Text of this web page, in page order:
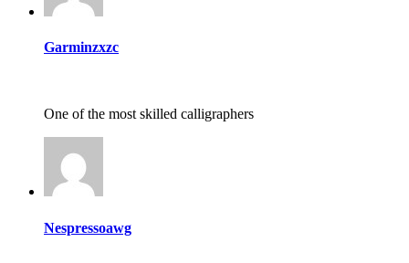
Garminzxzc
One of the most skilled calligraphers
Nespressoawg